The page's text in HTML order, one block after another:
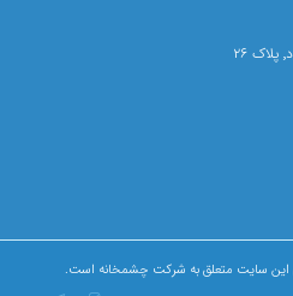
این سایت متعلق به شرکت چشمخانه است.